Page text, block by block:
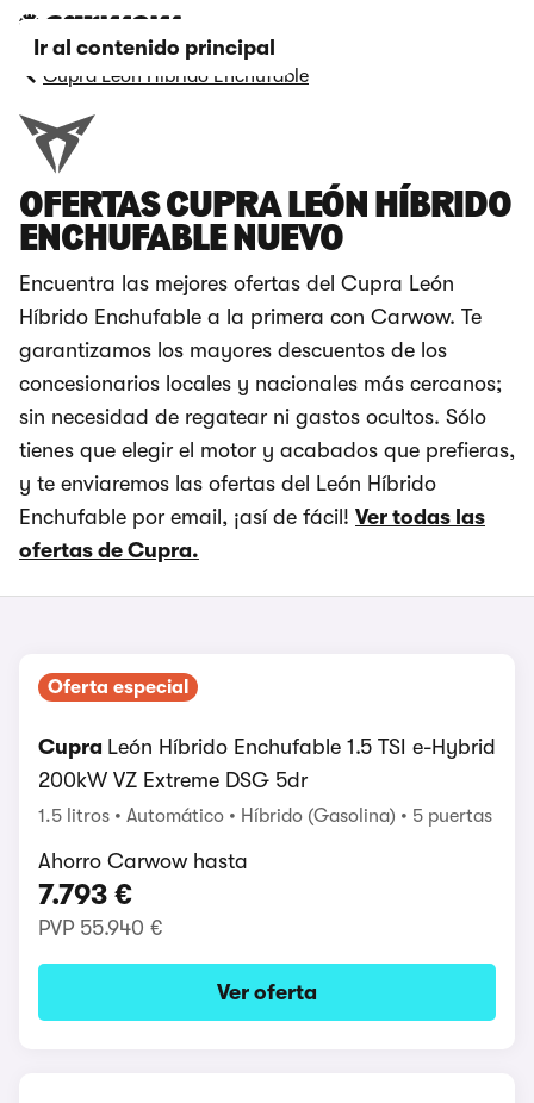
Ir al contenido principal
Cupra León Híbrido Enchufable
OFERTAS CUPRA LEÓN HÍBRIDO
ENCHUFABLE NUEVO
Encuentra las mejores ofertas del Cupra León
Híbrido Enchufable a la primera con Carwow. Te
garantizamos los mayores descuentos de los
concesionarios locales y nacionales más cercanos;
sin necesidad de regatear ni gastos ocultos. Sólo
tienes que elegir el motor y acabados que prefieras,
y te enviaremos las ofertas del León Híbrido
Enchufable por email, ¡así de fácil! Ver todas las
ofertas de Cupra.
Oferta especial
Cupra León Híbrido Enchufable 1.5 TSI e-Hybrid
200kW VZ Extreme DSG 5dr
1.5 litros Automático Híbrido (Gasolina) 5 puertas
Ahorro Carwow hasta
7.793 €
PVP 55.940 €
Ver oferta